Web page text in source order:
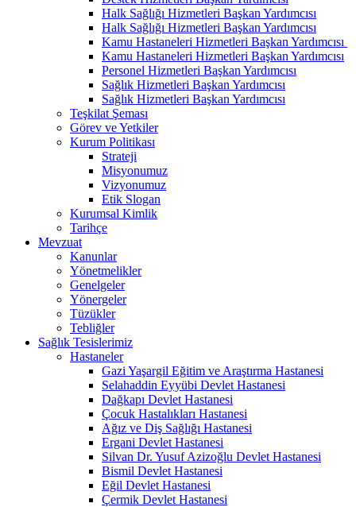
Halk Sağlığı Hizmetleri Başkan Yardımcısı
Halk Sağlığı Hizmetleri Başkan Yardımcısı
Kamu Hastaneleri Hizmetleri Başkan Yardımcısı ​
Kamu Hastaneleri Hizmetleri Başkan Yardımcısı
Personel Hizmetleri Başkan Yardımcısı
Sağlık Hizmetleri Başkan Yardımcısı
Sağlık Hizmetleri Başkan Yardımcısı
Teşkilat Şeması
Görev ve Yetkiler
Kurum Politikası
Strateji
Misyonumuz
Vizyonumuz
Etik Slogan
Kurumsal Kimlik
Tarihçe
Mevzuat
Kanunlar
Yönetmelikler
Genelgeler
Yönergeler
Tüzükler
Tebliğler
Sağlık Tesislerimiz
Hastaneler
Gazi Yaşargil Eğitim ve Araştırma Hastanesi
Selahaddin Eyyübi Devlet Hastanesi
Dağkapı Devlet Hastanesi
Çocuk Hastalıkları Hastanesi
Ağız ve Diş Sağlığı Hastanesi
Ergani Devlet Hastanesi
Silvan Dr. Yusuf Azizoğlu Devlet Hastanesi
Bismil Devlet Hastanesi
Eğil Devlet Hastanesi
Çermik Devlet Hastanesi